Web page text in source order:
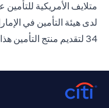
متلايف الأمريكية
لدى هيئة التأمين في
34 لتقديم منتج التأمين هذا.